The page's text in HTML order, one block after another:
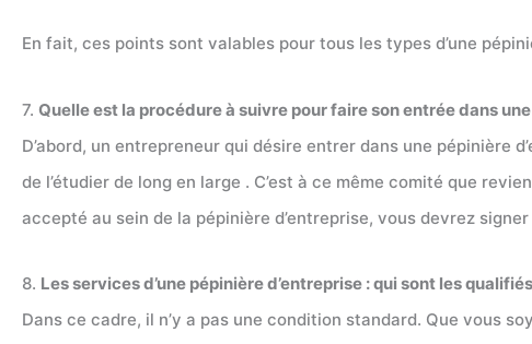
En fait, ces points sont valables pour tous les types d’une
7. Quelle est la procédure à suivre pour faire son entrée dans
D’abord, un entrepreneur qui désire entrer dans une pépinière
de l’étudier de long en large . C’est à ce même comité que
accepté au sein de la pépinière d’entreprise, vous devrez
8. Les services d’une pépinière d’entreprise : qui sont les
Dans ce cadre, il n’y a pas une condition standard. Que vous